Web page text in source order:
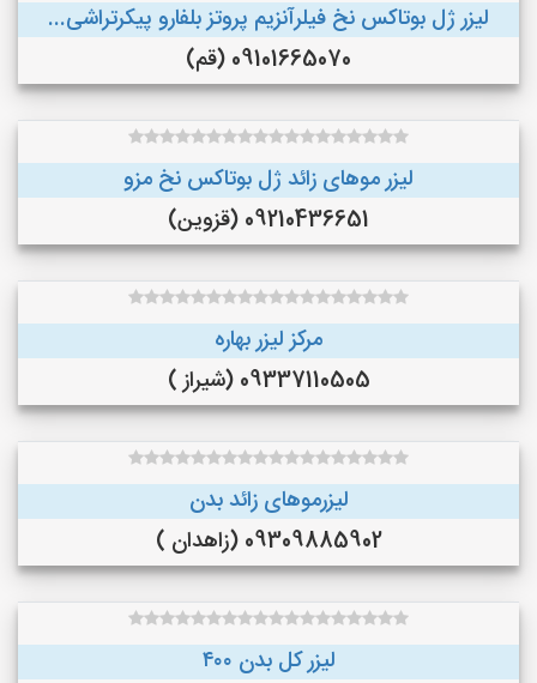
لیزر ژل بوتاکس نخ فیلرآنزیم پروتز بلفارو پیکرتراشی...
09101665070 (قم)
لیزر موهای زائد ژل بوتاکس نخ مزو
09210436651 (قزوین)
مرکز لیزر بهاره
09337110505 (شیراز )
لیزرموهای زائد بدن
09309885902 (زاهدان )
لیزر کل بدن ۴۰۰